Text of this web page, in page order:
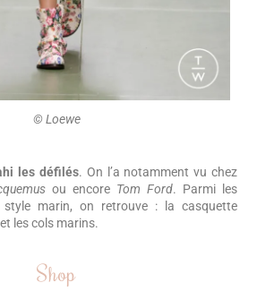
©️ Loewe
les défilés. On l’a notamment vu chez
ou encore Tom Ford. Parmi les
style marin, on retrouve : la casquette
les cols marins.
Shop